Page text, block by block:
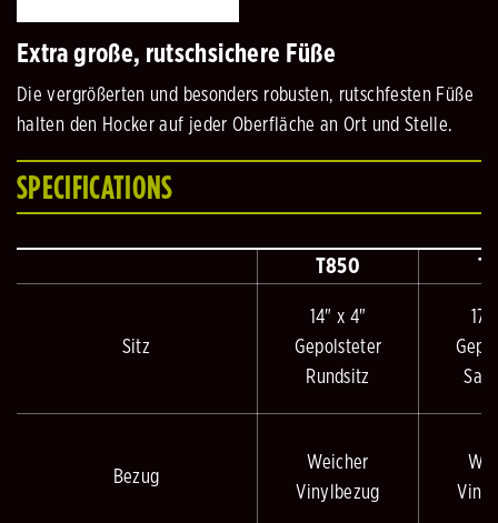
Extra große, rutschsichere Füße
Die vergrößerten und besonders robusten, rutschfesten Füße
halten den Hocker auf jeder Oberfläche an Ort und Stelle.
SPECIFICATIONS
T850
Sitz
14" x 4"
Gepolsteter
Rundsitz
Bezug
Weicher
Vinylbezug